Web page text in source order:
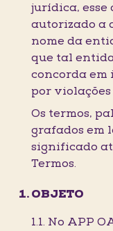
jurídica, esse
autorizado a
nome da
que tal
concorda em
por violações
Os termos,
grafados em
significado
Termos.
OBJETO
1.1. No APP